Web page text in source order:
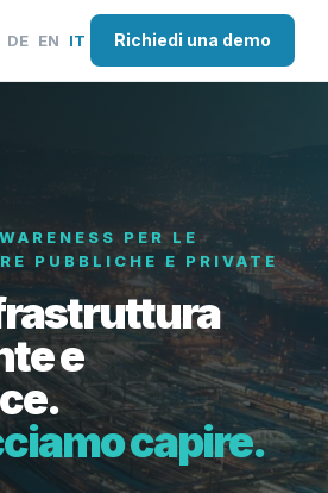
DE EN IT Richiedi una demo
PER LE
PUBBLICHE E PRIVATE
e
capire.